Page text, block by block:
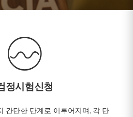
정시험신청
간단한 단계로 이루어지며, 각 단